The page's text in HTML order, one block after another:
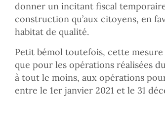
donner un incitant fiscal
construction qu’aux citoyens, en
habitat de qualité.
Petit bémol toutefois, cette
que pour les opérations réalisées
à tout le moins, aux opérations
entre le 1er janvier 2021 et le 31